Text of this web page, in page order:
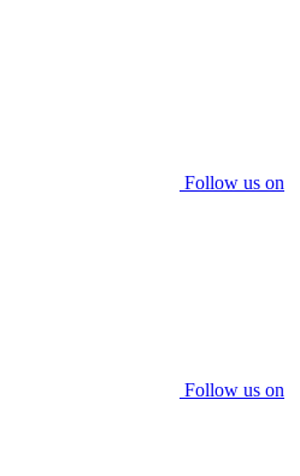
Follow us on
Follow us on